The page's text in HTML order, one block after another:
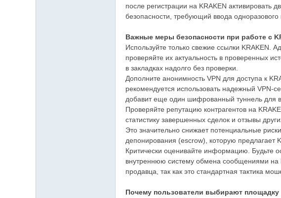
после регистрации на KRAKEN
безопасности, требующий ввода
Важные меры безопасности при работе с
Используйте только свежие ссылки KRAKEN.
проверяйте их актуальность в проверенных
в закладках надолго без проверки.
Дополните анонимность VPN для доступа к
рекомендуется использовать надежный VPN-
добавит еще один шифрованный туннель для
Проверяйте репутацию контрагентов на
статистику завершенных сделок и отзывы
Это значительно снижает потенциальные
депонирования (escrow), которую предлагает
Критически оценивайте информацию. Будьте
внутреннюю систему обмена сообщениями на
продавца, так как это стандартная тактика
Почему пользователи выбирают площадку